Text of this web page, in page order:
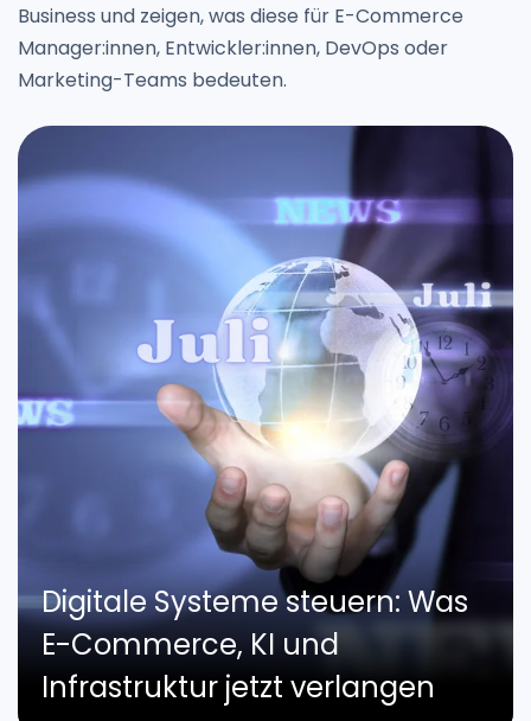
Business und zeigen, was diese für E-Commerce
Manager:innen, Entwickler:innen, DevOps oder
Marketing-Teams bedeuten.
Digitale Systeme steuern: Was
E-Commerce, KI und
Infrastruktur jetzt verlangen